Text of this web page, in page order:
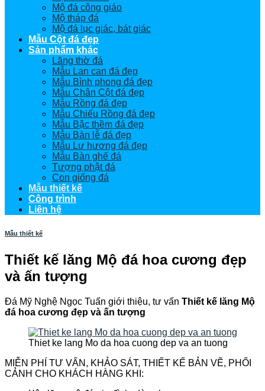
Mộ đá công giáo
Mộ tháp đá
Mộ đá lục giác, bát giác
Mẫu Cột đá đẹp
Sản phẩm khác
Lăng thờ đá
Mẫu Lan can đá đẹp
Mẫu Bình phong đá đẹp
Mẫu Chân Cột đá đẹp
Mẫu Rồng đá đẹp
Mẫu Chiếu Rồng đá đẹp
Mẫu Bậc thềm đá đẹp
Mẫu Bàn lễ đá đẹp
Mẫu Lư hương đá đẹp
Mẫu Bàn ghế đá
Tượng phật đá
Con giống đá
Mẫu thiết kế
Công trình
Liên hệ
Mẫu thiết kế
Thiết kế lăng Mộ đá hoa cương đẹp
và ấn tượng
Đá Mỹ Nghệ Ngọc Tuấn giới thiệu, tư vấn Thiết kế lăng Mộ
đá hoa cương đẹp và ấn tượng
Thiet ke lang Mo da hoa cuong dep va an tuong
MIỄN PHÍ TƯ VẤN, KHẢO SÁT, THIẾT KẾ BẢN VẼ, PHỐI
CẢNH CHO KHÁCH HÀNG KHI: